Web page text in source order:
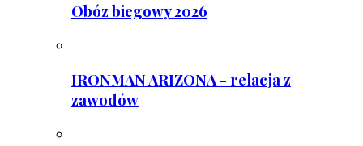
Obóz biegowy 2026
IRONMAN ARIZONA - relacja z
zawodów